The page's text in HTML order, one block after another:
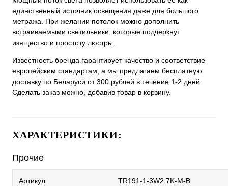
единственный источник освещения даже для большого
метража. При желании потолок можно дополнить
встраиваемыми светильники, которые подчеркнут
изящество и простоту люстры.
Известность бренда гарантирует качество и соответствие
европейским стандартам, а мы предлагаем бесплатную
доставку по Беларуси от 300 рублей в течение 1-2 дней.
Сделать заказ можно, добавив товар в корзину.
ХАРАКТЕРИСТИКИ:
Прочие
Артикул TR191-1-3W2.7K-M-B